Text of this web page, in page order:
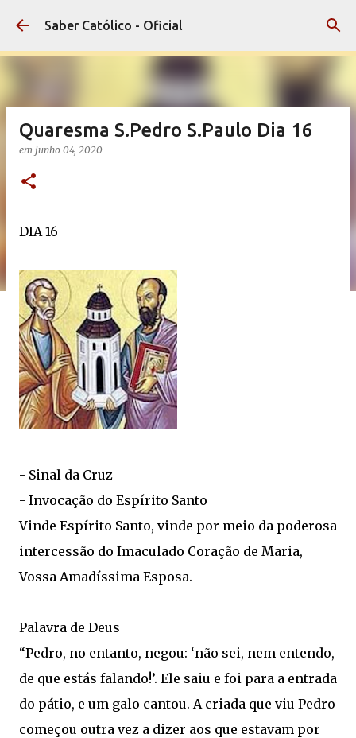
Pular para o conteúdo principal
Saber Católico - Oficial
Quaresma S.Pedro S.Paulo Dia 16
em junho 04, 2020
DIA 16
- Sinal da Cruz
- Invocação do Espírito Santo
Vinde Espírito Santo, vinde por meio da poderosa
intercessão do Imaculado Coração de Maria,
Vossa Amadíssima Esposa.
Palavra de Deus
“Pedro, no entanto, negou: ‘não sei, nem entendo,
de que estás falando!’. Ele saiu e foi para a entrada
do pátio, e um galo cantou. A criada que viu Pedro
começou outra vez a dizer aos que estavam por